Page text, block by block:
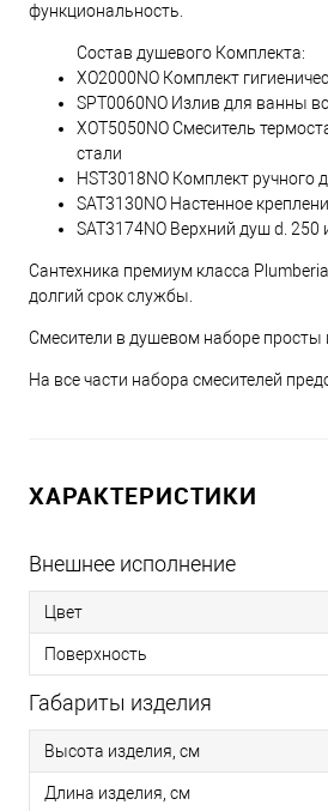
функциональность.
Состав душевого Комплекта:
XO2000NO Комплект
SPT0060NO Излив для ванны
XOT5050NO Смеситель
стали
HST3018NO Комплект
SAT3130NO Настенное
SAT3174NO Верхний душ d.
Сантехника премиум класса
долгий срок службы.
Смесители в душевом наборе просты
На все части набора смесителей
ХАРАКТЕРИСТИКИ
Внешнее исполнение
Цвет
Поверхность
Габариты изделия
Высота изделия, см
Длина изделия, см